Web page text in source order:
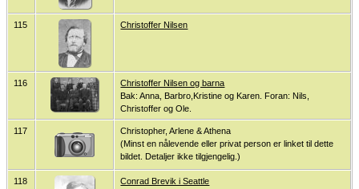
115 Christoffer Nilsen
116
Christoffer Nilsen og barna
Bak: Anna, Barbro,Kristine og Karen. Foran: Nils,
Christoffer og Ole.
117
Christopher, Arlene & Athena
(Minst en nålevende eller privat person er linket til dette
bildet. Detaljer ikke tilgjengelig.)
118
Conrad Brevik i Seattle